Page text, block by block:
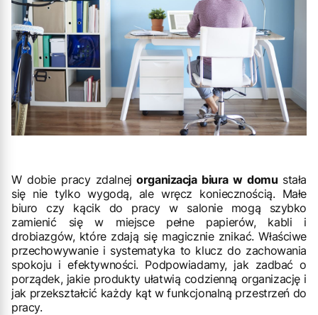
W dobie pracy zdalnej organizacja biura w domu stała
się nie tylko wygodą, ale wręcz koniecznością. Małe
biuro czy kącik do pracy w salonie mogą szybko
zamienić się w miejsce pełne papierów, kabli i
drobiazgów, które zdają się magicznie znikać. Właściwe
przechowywanie i systematyka to klucz do zachowania
spokoju i efektywności. Podpowiadamy, jak zadbać o
porządek, jakie produkty ułatwią codzienną organizację i
jak przekształcić każdy kąt w funkcjonalną przestrzeń do
pracy.